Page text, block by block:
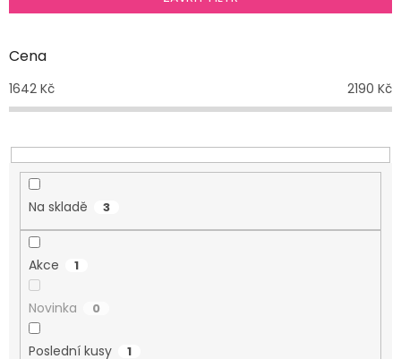
r
d
k
t
Cena
1642 Kč 2190 Kč
Na skladě 3
Akce 1
Novinka 0
Poslední kusy 1